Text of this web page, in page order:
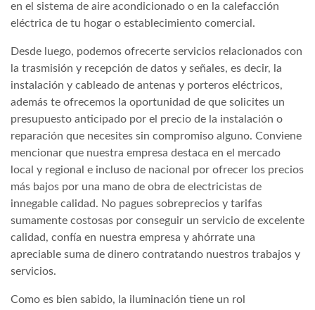
en el sistema de aire acondicionado o en la calefacción
eléctrica de tu hogar o establecimiento comercial.
Desde luego, podemos ofrecerte servicios relacionados con
la trasmisión y recepción de datos y señales, es decir, la
instalación y cableado de antenas y porteros eléctricos,
además te ofrecemos la oportunidad de que solicites un
presupuesto anticipado por el precio de la instalación o
reparación que necesites sin compromiso alguno. Conviene
mencionar que nuestra empresa destaca en el mercado
local y regional e incluso de nacional por ofrecer los precios
más bajos por una mano de obra de electricistas de
innegable calidad. No pagues sobreprecios y tarifas
sumamente costosas por conseguir un servicio de excelente
calidad, confía en nuestra empresa y ahórrate una
apreciable suma de dinero contratando nuestros trabajos y
servicios.
Como es bien sabido, la iluminación tiene un rol